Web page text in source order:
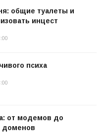
общие туалеты и
инцест
психа
от модемов до
доменов